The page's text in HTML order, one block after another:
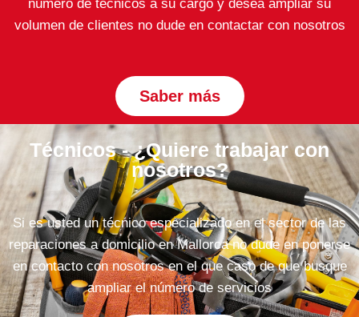
número de técnicos a su cargo y desea ampliar su
volumen de clientes no dude en contactar con nosotros
Saber más
Técnicos - ¿Quiere trabajar con
nosotros?
Si es usted un técnico especializado en el sector de las
reparaciones a domicilio en Mallorca no dude en ponerse
en contacto con nosotros en el que caso de que busque
ampliar el número de servicios